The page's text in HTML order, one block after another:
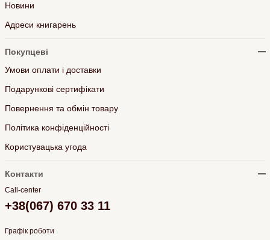
Новини
Адреси книгарень
Покупцеві
Умови оплати і доставки
Подарункові сертифікати
Повернення та обмін товару
Політика конфіденційності
Користувацька угода
Контакти
Call-center
+38(067) 670 33 11
Графік роботи